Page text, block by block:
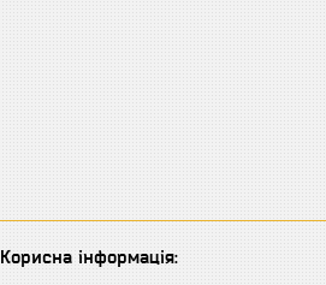
Корисна інформація: